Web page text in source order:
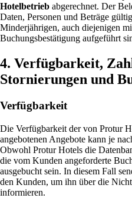
Hotelbetrieb abgerechnet. Der
Daten, Personen und Beträge
Minderjährigen, auch diejenigen
Buchungsbestätigung aufgeführt
4. Verfügbarkeit,
Stornierungen und
Verfügbarkeit
Die Verfügbarkeit der von Protur
angebotenen Angebote kann je
Obwohl Protur Hotels die
die vom Kunden angeforderte
ausgebucht sein. In diesem Fall
den Kunden, um ihn über die
informieren.